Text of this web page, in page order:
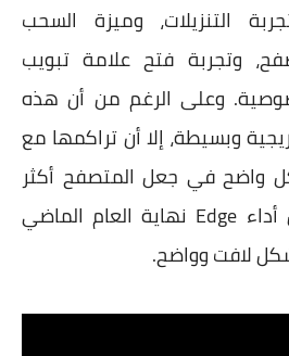
التنزيلات، وميزة السحب
وتجربة فتح علامة تبويب
وعلى الرغم من أن هذه
وبسيطة، إلا أن تراكمها مع
واضح في جعل المتصفح أكثر
سرعة. وبالمقارنة بين أداء Edge نهاية العام الماضي
لافت وواضح.